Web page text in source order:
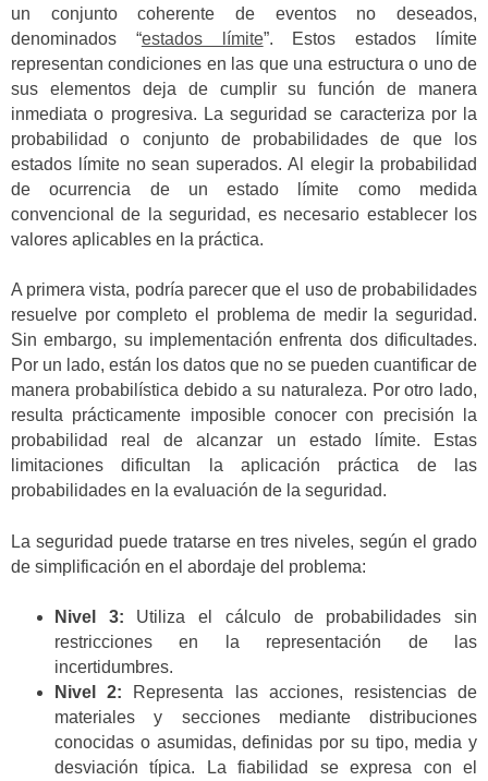
un conjunto coherente de eventos no deseados,
denominados “estados límite”. Estos estados límite
representan condiciones en las que una estructura o uno de
sus elementos deja de cumplir su función de manera
inmediata o progresiva. La seguridad se caracteriza por la
probabilidad o conjunto de probabilidades de que los
estados límite no sean superados. Al elegir la probabilidad
de ocurrencia de un estado límite como medida
convencional de la seguridad, es necesario establecer los
valores aplicables en la práctica.
A primera vista, podría parecer que el uso de probabilidades
resuelve por completo el problema de medir la seguridad.
Sin embargo, su implementación enfrenta dos dificultades.
Por un lado, están los datos que no se pueden cuantificar de
manera probabilística debido a su naturaleza. Por otro lado,
resulta prácticamente imposible conocer con precisión la
probabilidad real de alcanzar un estado límite. Estas
limitaciones dificultan la aplicación práctica de las
probabilidades en la evaluación de la seguridad.
La seguridad puede tratarse en tres niveles, según el grado
de simplificación en el abordaje del problema:
Nivel 3: Utiliza el cálculo de probabilidades sin
restricciones en la representación de las
incertidumbres.
Nivel 2: Representa las acciones, resistencias de
materiales y secciones mediante distribuciones
conocidas o asumidas, definidas por su tipo, media y
desviación típica. La fiabilidad se expresa con el